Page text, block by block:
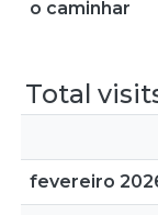
o caminhar
Total
fevereiro